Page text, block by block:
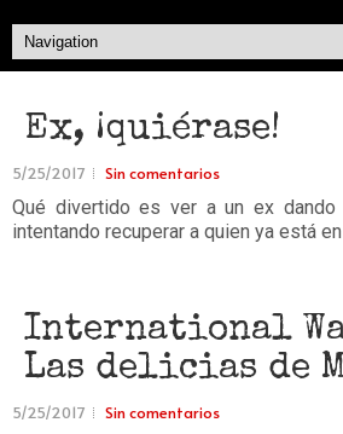
Ex, ¡quiérase!
5/25/2017 Sin comentarios
Qué divertido es ver a un ex dando
intentando recuperar a quien ya está
International
Las delicias de
5/25/2017 Sin comentarios